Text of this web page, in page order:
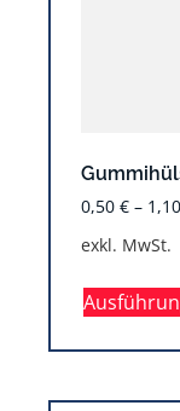
0,50 € – 1,10
exkl. MwSt.